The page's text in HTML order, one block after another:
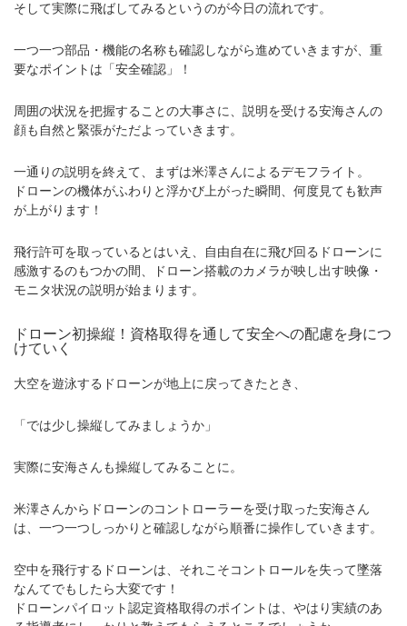
そして実際に飛ばしてみるというのが今日の流れです。
一つ一つ部品・機能の名称も確認しながら進めていきますが、重
要なポイントは「安全確認」！
周囲の状況を把握することの大事さに、説明を受ける安海さんの
顔も自然と緊張がただよっていきます。
一通りの説明を終えて、まずは米澤さんによるデモフライト。
ドローンの機体がふわりと浮かび上がった瞬間、何度見ても歓声
が上がります！
飛行許可を取っているとはいえ、自由自在に飛び回るドローンに
感激するのもつかの間、ドローン搭載のカメラが映し出す映像・
モニタ状況の説明が始まります。
ドローン初操縦！資格取得を通して安全への配慮を身につ
けていく
大空を遊泳するドローンが地上に戻ってきたとき、
「では少し操縦してみましょうか」
実際に安海さんも操縦してみることに。
米澤さんからドローンのコントローラーを受け取った安海さん
は、一つ一つしっかりと確認しながら順番に操作していきます。
空中を飛行するドローンは、それこそコントロールを失って墜落
なんてでもしたら大変です！
ドローンパイロット認定資格取得のポイントは、やはり実績のあ